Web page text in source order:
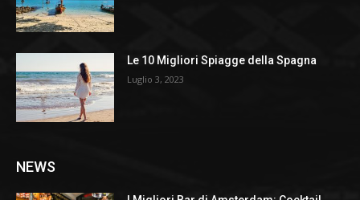
Le 10 Migliori Spiagge della Spagna
Luglio 3, 2023
NEWS